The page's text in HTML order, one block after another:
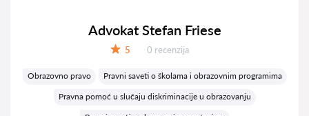
Advokat Stefan Friese
5 Recenzija:
0 recenzija
Obrazovno pravo
Pravni saveti o školama i obrazovnim programima
Pravna pomoć u slučaju diskriminacije u obrazovanju